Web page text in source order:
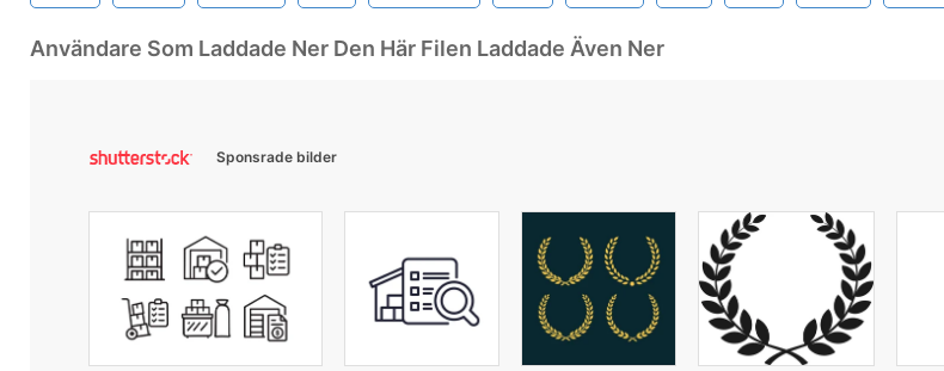
Användare Som Laddade Ner Den Här Filen Laddade Även Ner
Sponsrade bilder